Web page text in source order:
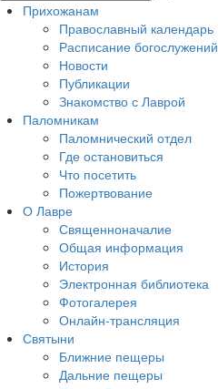
Прихожанам
Православный календарь
Расписание богослужений
Новости
Публикации
Знакомство с Лаврой
Паломникам
Паломнический отдел
Где остановиться
Что посетить
Пожертвование
О Лавре
Священноначалие
Общая информация
История
Электронная библиотека
Фотогалерея
Онлайн-трансляция
Святыни
Ближние пещеры
Дальние пещеры